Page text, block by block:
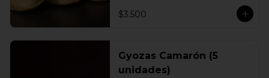
$3.500
Gyozas Camarón (5
unidades)